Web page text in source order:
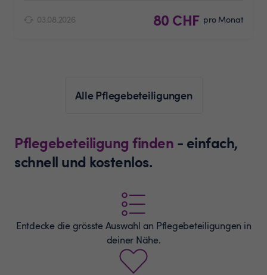
03.08.2026 80 CHF pro Monat
Alle Pflegebeteiligungen
Pflegebeteiligung finden - einfach,
schnell und kostenlos.
Entdecke die grösste Auswahl an Pflegebeteiligungen in
deiner Nähe.